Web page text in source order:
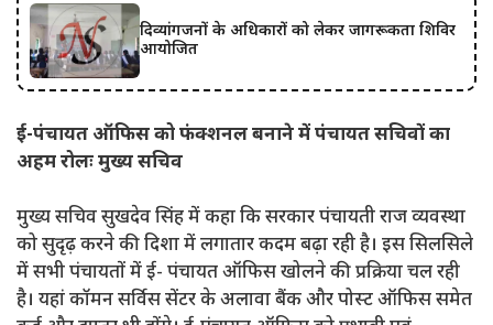
दिव्यांगजनों के अधिकारों को लेकर जागरूकता शिविर
आयोजित
ई-पंचायत ऑफिस को फंक्शनल बनाने में पंचायत सचिवों का
अहम रोलः मुख्य सचिव
मुख्य सचिव सुखदेव सिंह में कहा कि सरकार पंचायती राज व्यवस्था
को सुदृढ़ करने की दिशा में लगातार कदम बढ़ा रही है। इस सिलसिले
में सभी पंचायतों में ई- पंचायत ऑफिस खोलने की प्रक्रिया चल रही
है। यहां कॉमन सर्विस सेंटर के अलावा बैंक और पोस्ट ऑफिस समेत